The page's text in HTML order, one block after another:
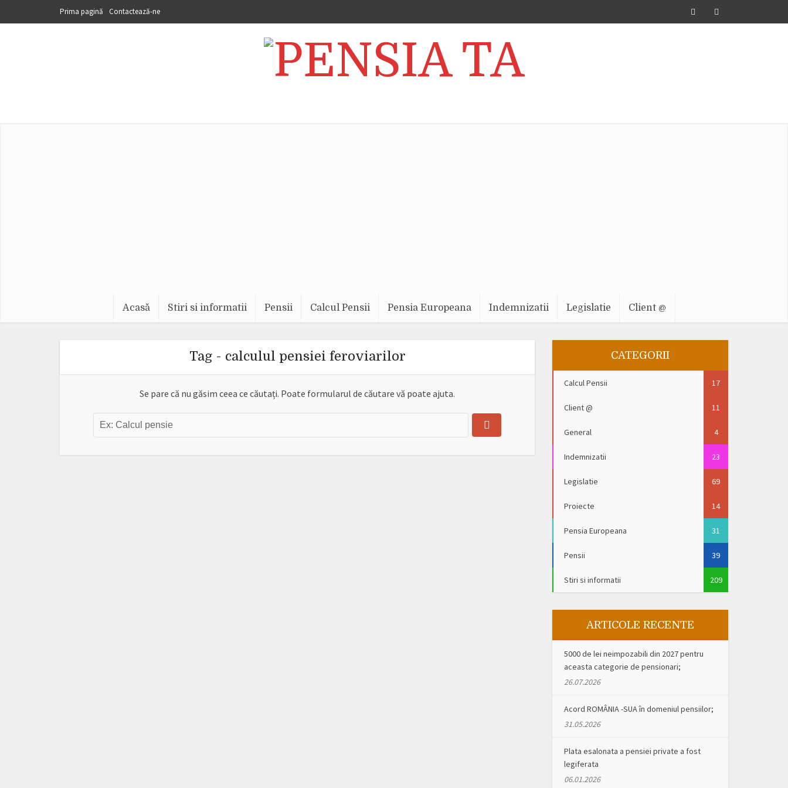
Prima pagină Contactează-ne
Acasă Stiri si informatii Pensii Calcul Pensii Pensia Europeana Indemnizatii Legislatie Client @
Tag - calculul pensiei feroviarilor
Se pare că nu găsim ceea ce căutați. Poate formularul de căutare vă poate ajuta.
CATEGORII
Calcul Pensii 17
Client @ 11
General 4
Indemnizatii 23
Legislatie 69
Proiecte 14
Pensia Europeana 31
Pensii 39
Stiri si informatii 209
ARTICOLE RECENTE
5000 de lei neimpozabili din 2027 pentru
aceasta categorie de pensionari;
26.07.2026
Acord ROMÂNIA -SUA în domeniul pensiilor;
31.05.2026
Plata esalonata a pensiei private a fost
legiferata
06.01.2026